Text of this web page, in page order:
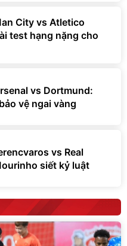
City vs Atletico
test hạng nặng cho
vs Dortmund:
vệ ngai vàng
vs Real
siết kỷ luật